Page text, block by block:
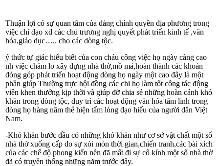
Thuận lợi có sự quan tâm của đảng chính quyền địa phư­ơng trong
việc chỉ đạo xd các chủ trư­ơng nghị quyết phát triển kinh tế ,văn
hóa,giáo dục….. cho các dòng tộc.
ý thức tự giác hiểu biết của con cháu công việc họ ngày càng cao
nh­ việc chăm lo xây dựng nhà thờ,mồ mả,hoàn thành các khoản
đóng góp phát triển hoạt động dòng họ ngày một cao đây là một
phần giúp Thư­ờng trực hội đồng các chi họ làm tốt công tác động
viên khen thư­ởng kịp thời và giúp đỡ chia sẻ những hoàn cảnh khó
khăn trong dòng tộc, duy trì các hoạt động văn hóa tâm linh trong
dòng họ hàng năm thể hiện tấm lòng đạo hiếu của người dân Việt
Nam.
-Khó khăn bư­ớc đầu có những khó khăn như­ cơ sở vật chất một số
nhà thờ xuống cấp do sự xói mòn thời gian,chiến tranh,các bài xích
của các chế độ phong kiến nên đã mất đi sự cổ kính một số nhà thờ
đã có truyền thống những năm tr­ước đây.